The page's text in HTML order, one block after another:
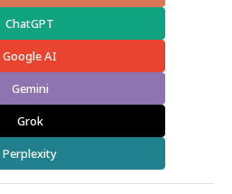
ChatGPT
Google AI
Gemini
Grok
Perplexity